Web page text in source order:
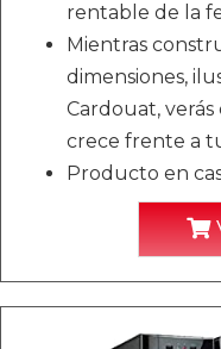
rentable de la
Mientras
dimensiones,
Cardouat,
crece frente a
Producto en